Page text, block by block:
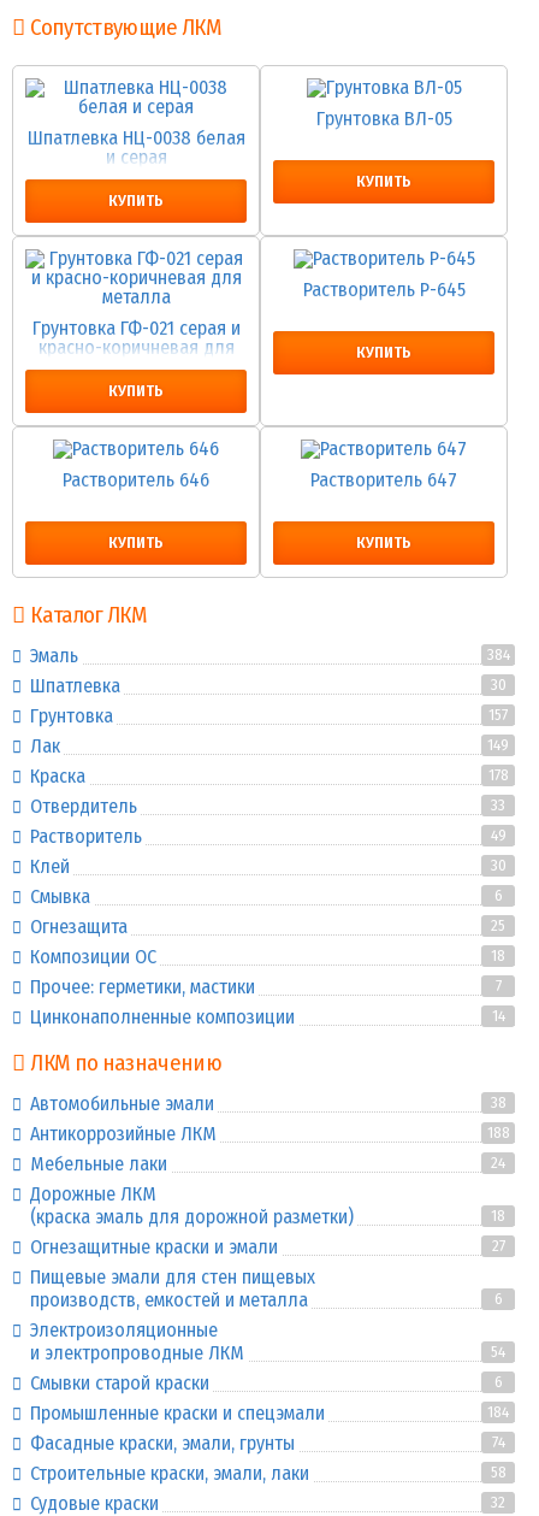
Сопутствующие ЛКМ
Шпатлевка НЦ-0038 белая
и серая
КУПИТЬ
Грунтовка ВЛ-05
КУПИТЬ
Грунтовка ГФ-021 серая и
красно-коричневая для
металла
КУПИТЬ
Растворитель Р-645
КУПИТЬ
Растворитель 646
КУПИТЬ
Растворитель 647
КУПИТЬ
Каталог ЛКМ
Эмаль 384
Шпатлевка 30
Грунтовка 157
Лак 149
Краска 178
Отвердитель 33
Растворитель 49
Клей 30
Смывка 6
Огнезащита 25
Композиции ОС 18
Прочее: герметики, мастики 7
Цинконаполненные композиции 14
ЛКМ по назначению
Автомобильные эмали 38
Антикоррозийные ЛКМ 188
Мебельные лаки 24
Дорожные ЛКМ
(краска эмаль для дорожной разметки)
18
Огнезащитные краски и эмали 27
Пищевые эмали для стен пищевых
производств, емкостей и металла
6
Электроизоляционные
и электропроводные ЛКМ
54
Смывки старой краски 6
Промышленные краски и спецэмали 184
Фасадные краски, эмали, грунты 74
Строительные краски, эмали, лаки 58
Судовые краски 32